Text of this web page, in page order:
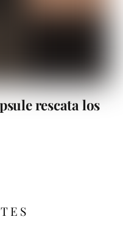
rescata los